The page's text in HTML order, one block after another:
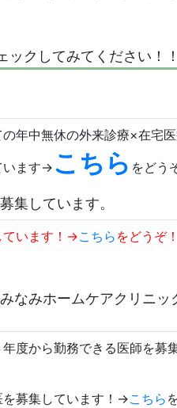
クしてみてください！！
年中無休の外来診療×在宅
います→ こちら をどう
集しています。
ています！→こちら をどうぞ！
なみホームケアクリニッ
度から勤務できる医師を募
を募集しています！→こちら